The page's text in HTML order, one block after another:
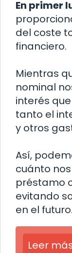
En primer
del coste
financiero.
Mientras
nominal
interés
tanto el
y otros
Así,
cuánto
préstamo
evitando
en el futuro.
Leer